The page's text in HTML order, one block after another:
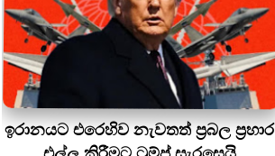
ඉරානයට එරෙහිව නැවතත් ප්‍රබල ප්‍රහාර